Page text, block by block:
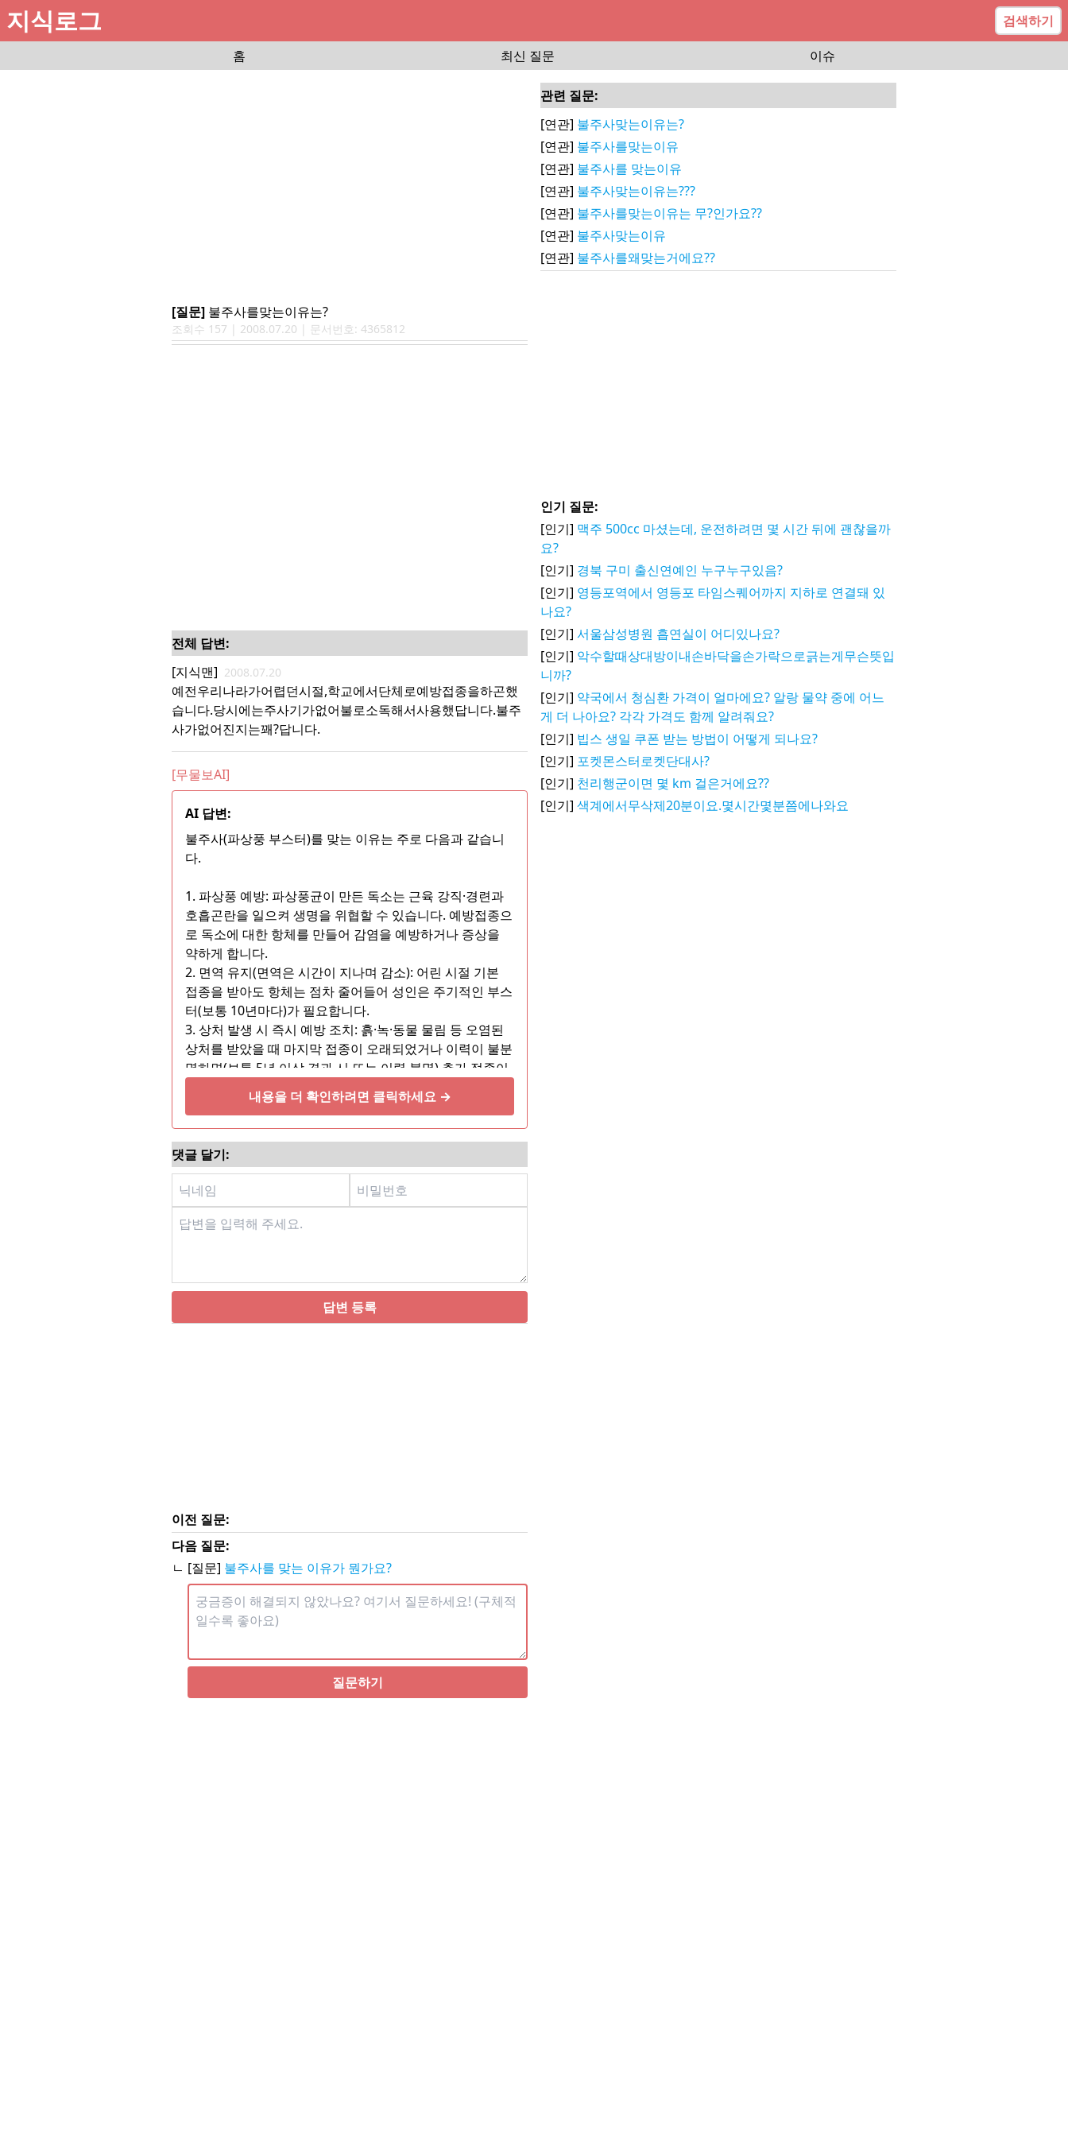
지식로그
검색하기
홈
최신 질문 이슈
[질문] 불주사를맞는이유는?
조회수 157 | 2008.07.20 | 문서번호: 4365812
전체 답변:
[지식맨] 2008.07.20
예전우리나라가어렵던시절,학교에서단체로예방접종을하곤했
습니다.당시에는주사기가없어불로소독해서사용했답니다.불주
사가없어진지는꽤?답니다.
[무물보AI]
AI 답변:
불주사(파상풍 부스터)를 맞는 이유는 주로 다음과 같습니
다.
1. 파상풍 예방: 파상풍균이 만든 독소는 근육 강직·경련과
호흡곤란을 일으켜 생명을 위협할 수 있습니다. 예방접종으
로 독소에 대한 항체를 만들어 감염을 예방하거나 증상을
약하게 합니다.
2. 면역 유지(면역은 시간이 지나며 감소): 어린 시절 기본
접종을 받아도 항체는 점차 줄어들어 성인은 주기적인 부스
터(보통 10년마다)가 필요합니다.
3. 상처 발생 시 즉시 예방 조치: 흙·녹·동물 물림 등 오염된
상처를 받았을 때 마지막 접종이 오래되었거나 이력이 불분
명하면(보통 5년 이상 경과 시 또는 이력 불명) 추가 접종이
권장됩니다. 심한 오염·깊은 관통상에는 때로는 항독소
(TIG) 병행이 필요합니다.
4. 임신 및
내용을 더 확인하려면 클릭하세요 →
댓글 달기:
답변 등록
이전 질문:
다음 질문:
ㄴ [질문] 불주사를 맞는 이유가 뭔가요?
질문하기
관련 질문:
[연관] 불주사맞는이유는?
[연관] 불주사를맞는이유
[연관] 불주사를 맞는이유
[연관] 불주사맞는이유는???
[연관] 불주사를맞는이유는 무?인가요??
[연관] 불주사맞는이유
[연관] 불주사를왜맞는거에요??
인기 질문:
[인기] 맥주 500cc 마셨는데, 운전하려면 몇 시간 뒤에 괜찮을까
요?
[인기] 경북 구미 출신연예인 누구누구있음?
[인기] 영등포역에서 영등포 타임스퀘어까지 지하로 연결돼 있
나요?
[인기] 서울삼성병원 흡연실이 어디있나요?
[인기] 악수할때상대방이내손바닥을손가락으로긁는게무슨뜻입
니까?
[인기] 약국에서 청심환 가격이 얼마에요? 알랑 물약 중에 어느
게 더 나아요? 각각 가격도 함께 알려줘요?
[인기] 빕스 생일 쿠폰 받는 방법이 어떻게 되나요?
[인기] 포켓몬스터로켓단대사?
[인기] 천리행군이면 몇 km 걸은거에요??
[인기] 색계에서무삭제20분이요.몇시간몇분쯤에나와요